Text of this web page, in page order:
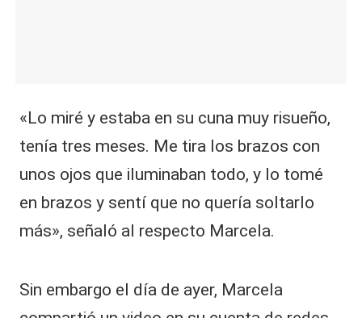
«Lo miré y estaba en su cuna muy risueño,
tenía tres meses. Me tira los brazos con
unos ojos que iluminaban todo, y lo tomé
en brazos y sentí que no quería soltarlo
más», señaló al respecto Marcela.
Sin embargo el día de ayer, Marcela